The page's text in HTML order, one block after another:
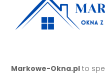
Markowe-Okna.pl to